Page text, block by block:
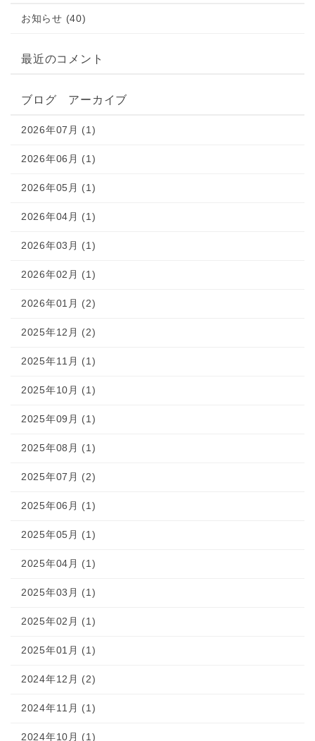
お知らせ (40)
最近のコメント
ブログ アーカイブ
2026年07月 (1)
2026年06月 (1)
2026年05月 (1)
2026年04月 (1)
2026年03月 (1)
2026年02月 (1)
2026年01月 (2)
2025年12月 (2)
2025年11月 (1)
2025年10月 (1)
2025年09月 (1)
2025年08月 (1)
2025年07月 (2)
2025年06月 (1)
2025年05月 (1)
2025年04月 (1)
2025年03月 (1)
2025年02月 (1)
2025年01月 (1)
2024年12月 (2)
2024年11月 (1)
2024年10月 (1)